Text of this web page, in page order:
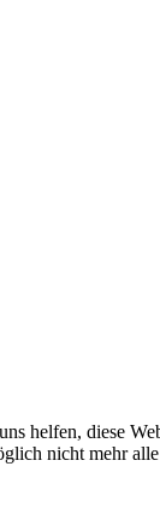
helfen, diese
nicht mehr